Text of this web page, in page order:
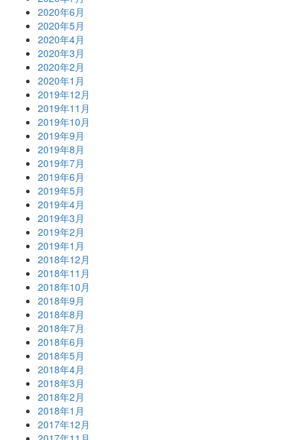
2020年6月
2020年5月
2020年4月
2020年3月
2020年2月
2020年1月
2019年12月
2019年11月
2019年10月
2019年9月
2019年8月
2019年7月
2019年6月
2019年5月
2019年4月
2019年3月
2019年2月
2019年1月
2018年12月
2018年11月
2018年10月
2018年9月
2018年8月
2018年7月
2018年6月
2018年5月
2018年4月
2018年3月
2018年2月
2018年1月
2017年12月